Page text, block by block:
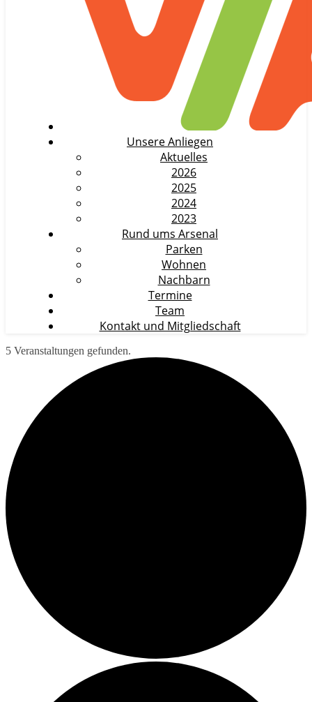
Unsere Anliegen
Aktuelles
2026
2025
2024
2023
Rund ums Arsenal
Parken
Wohnen
Nachbarn
Termine
Team
Kontakt und Mitgliedschaft
5 Veranstaltungen gefunden.